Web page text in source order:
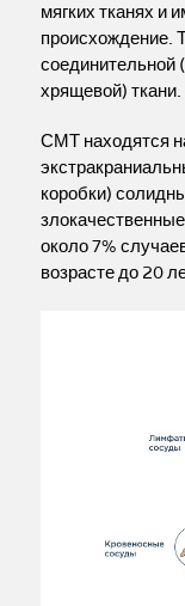
мягких тканях и
происхождение.
хрящевой) ткани.
СМТ находятся
коробки)
около 7%
возрасте до 20